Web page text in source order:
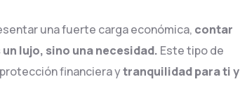
una fuerte carga económica, contar
lujo, sino una necesidad. Este tipo de
financiera ytranquilidad para ti y